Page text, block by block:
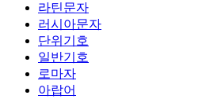
라틴문자
러시아문자
단위기호
일반기호
로마자
아랍어